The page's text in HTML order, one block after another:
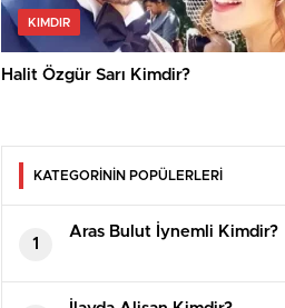
KIMDIR
Halit Özgür Sarı Kimdir?
KATEGORİNİN POPÜLERLERİ
1
Aras Bulut İynemli Kimdir?